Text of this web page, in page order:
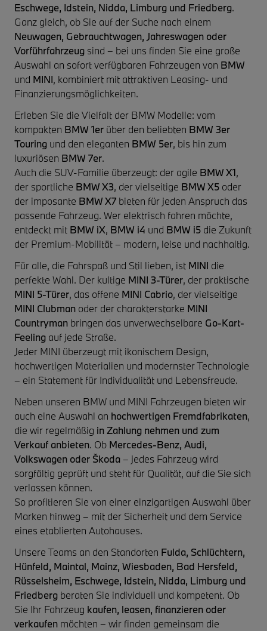
Eschwege, Idstein, Nidda, Limburg und Friedberg.
Ganz gleich, ob Sie auf der Suche nach einem
Neuwagen, Gebrauchtwagen, Jahreswagen oder
Vorführfahrzeug sind – bei uns finden Sie eine große
Auswahl an sofort verfügbaren Fahrzeugen von BMW
und MINI, kombiniert mit attraktiven Leasing- und
Finanzierungsmöglichkeiten.
Erleben Sie die Vielfalt der BMW Modelle: vom
kompakten BMW 1er über den beliebten BMW 3er
Touring und den eleganten BMW 5er, bis hin zum
luxuriösen BMW 7er.
Auch die SUV-Familie überzeugt: der agile BMW X1,
der sportliche BMW X3, der vielseitige BMW X5 oder
der imposante BMW X7 bieten für jeden Anspruch das
passende Fahrzeug. Wer elektrisch fahren möchte,
entdeckt mit BMW iX, BMW i4 und BMW i5 die Zukunft
der Premium-Mobilität – modern, leise und nachhaltig.
Für alle, die Fahrspaß und Stil lieben, ist MINI die
perfekte Wahl. Der kultige MINI 3-Türer, der praktische
MINI 5-Türer, das offene MINI Cabrio, der vielseitige
MINI Clubman oder der charakterstarke MINI
Countryman bringen das unverwechselbare Go-Kart-
Feeling auf jede Straße.
Jeder MINI überzeugt mit ikonischem Design,
hochwertigen Materialien und modernster Technologie
– ein Statement für Individualität und Lebensfreude.
Neben unseren BMW und MINI Fahrzeugen bieten wir
auch eine Auswahl an hochwertigen Fremdfabrikaten,
die wir regelmäßig in Zahlung nehmen und zum
Verkauf anbieten. Ob Mercedes-Benz, Audi,
Volkswagen oder Škoda– jedes Fahrzeug wird
sorgfältig geprüft und steht für Qualität, auf die Sie sich
verlassen können.
So profitieren Sie von einer einzigartigen Auswahl über
Marken hinweg – mit der Sicherheit und dem Service
eines etablierten Autohauses.
Unsere Teams an den Standorten Fulda, Schlüchtern,
Hünfeld, Maintal, Mainz, Wiesbaden, Bad Hersfeld,
Rüsselsheim, Eschwege, Idstein, Nidda, Limburg und
Friedberg beraten Sie individuell und kompetent. Ob
Sie Ihr Fahrzeug kaufen, leasen, finanzieren oder
verkaufen möchten – wir finden gemeinsam die